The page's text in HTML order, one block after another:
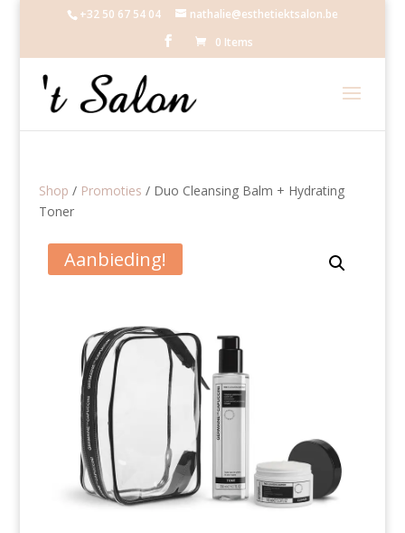
+32 50 67 54 04
nathalie@esthetiektsalon.be
0 Items
Shop / Promoties / Duo Cleansing Balm + Hydrating
Toner
Aanbieding!